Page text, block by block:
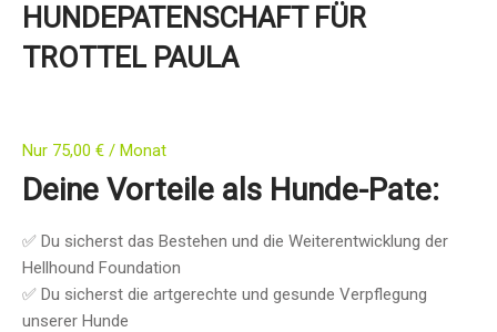
HUNDEPATENSCHAFT FÜR
TROTTEL PAULA
Nur 75,00 € / Monat
Deine Vorteile als Hunde-Pate:
✅ Du sicherst das Bestehen und die Weiterentwicklung der
Hellhound Foundation
✅ Du sicherst die artgerechte und gesunde Verpflegung
unserer Hunde